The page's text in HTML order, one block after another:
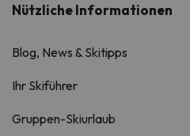
Nützliche Informationen
Blog, News & Skitipps
Ihr Skiführer
Gruppen-Skiurlaub